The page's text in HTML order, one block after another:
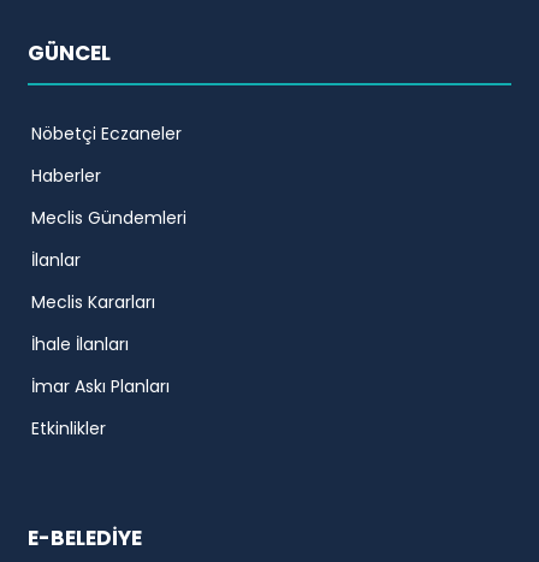
GÜNCEL
Nöbetçi Eczaneler
Haberler
Meclis Gündemleri
İlanlar
Meclis Kararları
İhale İlanları
İmar Askı Planları
Etkinlikler
E-BELEDİYE